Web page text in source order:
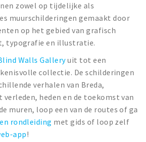
zowel op tijdelijke als
muurschilderingen gemaakt door
op het gebied van grafisch
typografie en illustratie.
Walls Galleryuit tot een
collectie. De schilderingen
verhalen van Breda,
heden en de toekomst van
muren, loop een van de routes of ga
rondleiding met gids of loop zelf
app!